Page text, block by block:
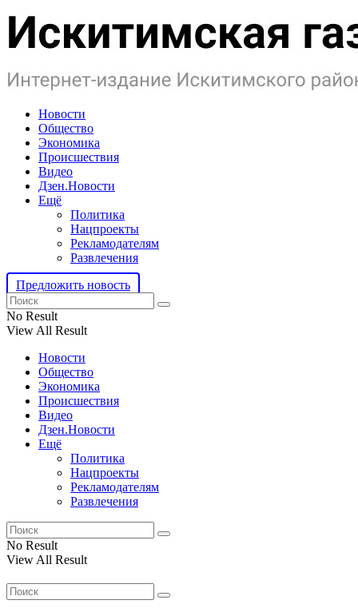
Новости
Общество
Экономика
Происшествия
Видео
Дзен.Новости
Ещё
Политика
Нацпроекты
Рекламодателям
Развлечения
Предложить новость
No Result
View All Result
Новости
Общество
Экономика
Происшествия
Видео
Дзен.Новости
Ещё
Политика
Нацпроекты
Рекламодателям
Развлечения
No Result
View All Result